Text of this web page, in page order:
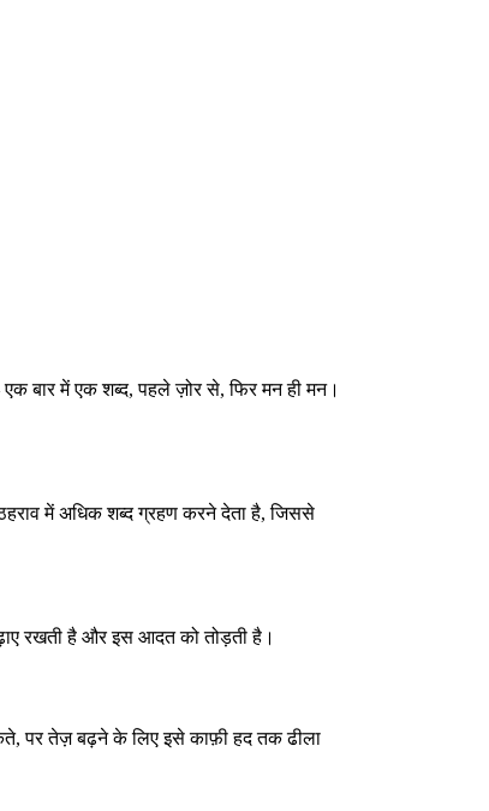
बार में एक शब्द, पहले ज़ोर से, फिर मन ही मन।
में अधिक शब्द ग्रहण करने देता है, जिससे
रखती है और इस आदत को तोड़ती है।
पर तेज़ बढ़ने के लिए इसे काफ़ी हद तक ढीला